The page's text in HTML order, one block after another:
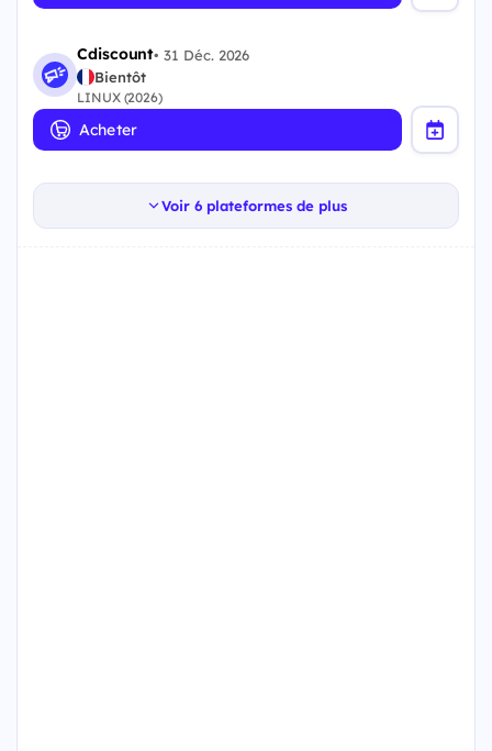
Cdiscount•31 Déc. 2026
Bientôt
LINUX (2026)
Acheter
Voir 6 plateformes de plus